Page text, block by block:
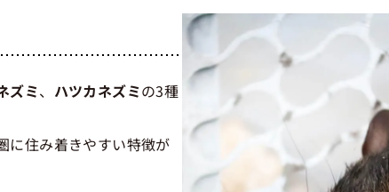
ズミ、 ハツカネズミの3種
に住み着きやすい特徴が